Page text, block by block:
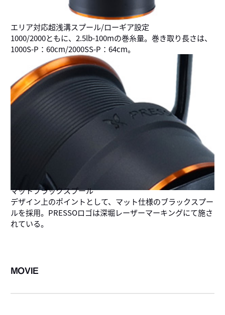
エリア対応超浅溝スプール/ローギア設定
1000/2000ともに、2.5lb-100mの巻糸量。巻き取り長さは、
1000S-P：60cm/2000SS-P：64cm。
マットブラックスプール
デザイン上のポイントとして、マット仕様のブラックスプー
ルを採用。PRESSOロゴは深堀レーザーマーキングにて施さ
れている。
MOVIE